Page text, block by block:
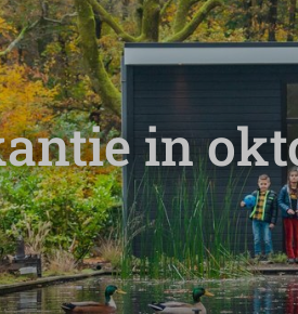
in